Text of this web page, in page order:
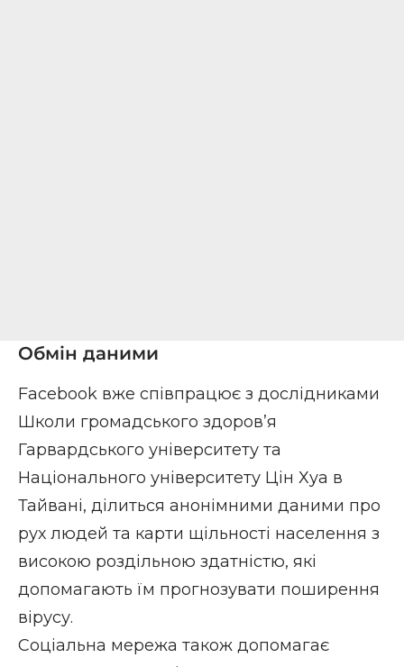
Обмін даними
Facebook вже співпрацює з дослідниками
Школи громадського здоров’я
Гарвардського університету та
Національного університету Цін Хуа в
Тайвані, ділиться анонімними даними про
рух людей та карти щільності населення з
високою роздільною здатністю, які
допомагають їм прогнозувати поширення
вірусу.
Соціальна мережа також допомагає